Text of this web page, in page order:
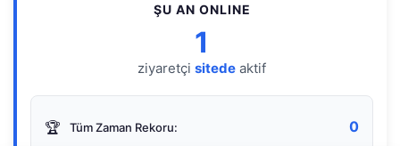
ŞU AN ONLINE
1
ziyaretçi sitede aktif
🏆 Tüm Zaman Rekoru: 0